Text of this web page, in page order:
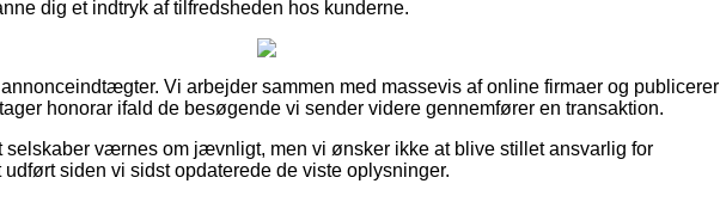
dig et indtryk af tilfredsheden hos kunderne.
Vi arbejder sammen med massevis af online firmaer og publicerer
honorar ifald de besøgende vi sender videre gennemfører en transaktion.
selskaber værnes om jævnligt, men vi ønsker ikke at blive stillet ansvarlig for
siden vi sidst opdaterede de viste oplysninger.